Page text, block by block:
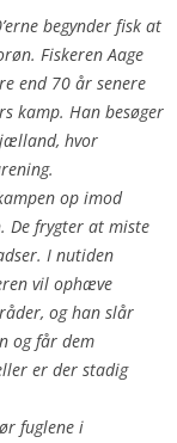
begynder fisk at
Fiskeren Aage
end 70 år senere
kamp. Han besøger
hvor
op imod
De frygter at miste
I nutiden
vil ophæve
og han slår
og får dem
er der stadig
fuglene i